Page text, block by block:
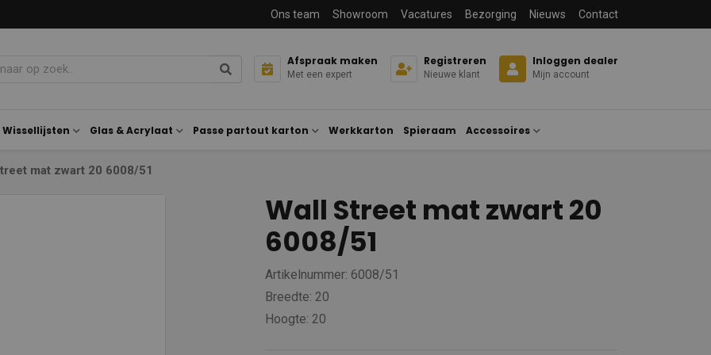
Ons team Showroom Vacatures Bezorging Nieuws Contact
Afspraak maken
Met een expert
Registreren
Nieuwe klant
Inloggen dealer
Mijn account
Wissellijsten Glas & Acrylaat Passe partout karton Werkkarton Spieraam Accessoires
mat zwart 20 6008/51
Wall Street mat zwart 20
6008/51
Artikelnummer: 6008/51
Breedte: 20
Hoogte: 20